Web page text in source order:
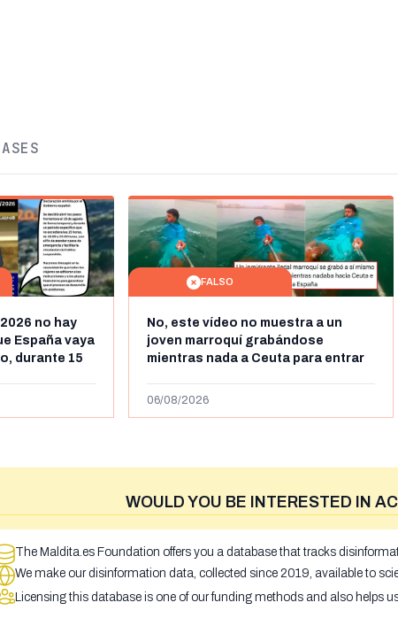
no hay
España vaya
durante 15
FALSO
No, este vídeo no muestra a un
joven marroquí grabándose
mientras nada a Ceuta para entrar
más de 450km de Ceuta y el autor lo
06/08/2026
WOULD YOU BE INTERESTED IN
The Maldita.es Foundation offers you a database that tracks
We make our disinformation data, collected since 2019, available to
Licensing this database is one of our funding methods and also helps